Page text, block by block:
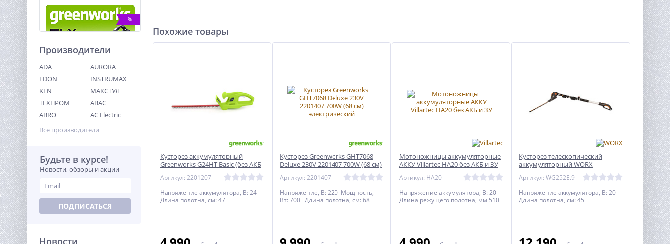
%
Пылесос ручной
автомобильный акк.
Greenworks G24HV, 24V,
0,5л, 2 режима, без АКБ и
ЗУ (4700007)
3 990
Производители
ADA
AURORA
EDON
INSTRUMAX
KEN
МАКСТУЛ
ТЕХПРОМ
ABAC
ABRO
AC Electric
Все производители
Будьте в курсе!
Новости, обзоры и акции
ПОДПИСАТЬСЯ
Новости
Похожие товары
Кусторез аккумуляторный
Greenworks G24HT Basic (без АКБ
Артикул: 2201207
Напряжение аккумулятора, В: 24
Длина полотна, см: 47
Кусторез Greenworks GHT7068
Deluxe 230V 2201407 700W (68 см)
Артикул: 2201407
Напряжение, В: 220 Мощность,
Вт: 700 Длина полотна, см: 68
Мотоножницы аккумуляторные
АККУ Villartec HA20 без АКБ и ЗУ
Артикул: HA20
Напряжение аккумулятора, В: 20
Длина режущего полотна, мм 510
Кусторез телескопический
аккумуляторный WORX
WG252E.9, 20В 45cm, без АКБ и ЗУ
Артикул: WG252E.9
Напряжение аккумулятора, В: 20
Длина полотна, см: 45